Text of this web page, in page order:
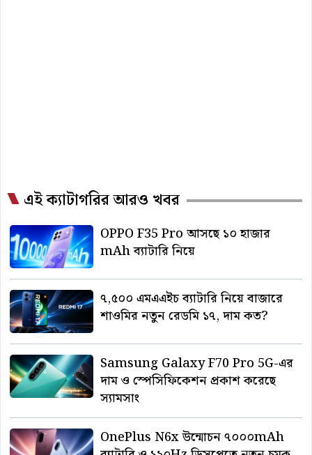
এই ক্যাটাগরির আরও খবর
OPPO F35 Pro আসছে ১০ হাজার
mAh ব্যাটারি নিয়ে
৭,৫০০ এমএএইচ ব্যাটারি নিয়ে বাজারে
শাওমির নতুন রেডমি ১৭, দাম কত?
Samsung Galaxy F70 Pro 5G-এর
দাম ও স্পেসিফিকেশন প্রকাশ করেছে
স্যামসাং
OnePlus N6x উন্মোচন ৭০০০mAh